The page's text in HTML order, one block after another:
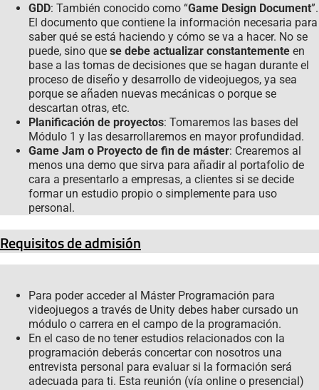
GDD: También conocido como “Game Design Document”.
El documento que contiene la información necesaria para
saber qué se está haciendo y cómo se va a hacer. No se
puede, sino que se debe actualizar constantemente en
base a las tomas de decisiones que se hagan durante el
proceso de diseño y desarrollo de videojuegos, ya sea
porque se añaden nuevas mecánicas o porque se
descartan otras, etc.
Planificación de proyectos: Tomaremos las bases del
Módulo 1 y las desarrollaremos en mayor profundidad.
Game Jam o Proyecto de fin de máster: Crearemos al
menos una demo que sirva para añadir al portafolio de
cara a presentarlo a empresas, a clientes si se decide
formar un estudio propio o simplemente para uso
personal.
Requisitos de admisión
Para poder acceder al Máster Programación para
videojuegos a través de Unity debes haber cursado un
módulo o carrera en el campo de la programación.
En el caso de no tener estudios relacionados con la
programación deberás concertar con nosotros una
entrevista personal para evaluar si la formación será
adecuada para ti. Esta reunión (vía online o presencial)